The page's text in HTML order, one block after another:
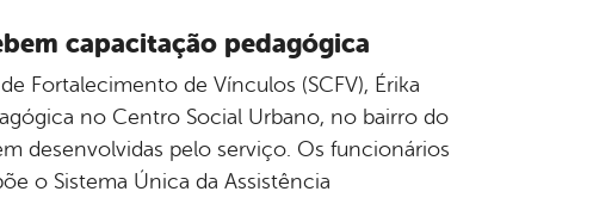
capacitação pedagógica
Fortalecimento de Vínculos (SCFV), Érika
no Centro Social Urbano, no bairro do
desenvolvidas pelo serviço. Os funcionários
o Sistema Única da Assistência